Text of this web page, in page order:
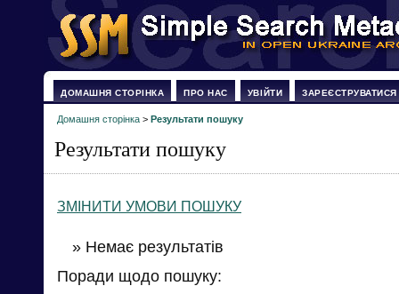
ДОМАШНЯ СТОРІНКА ПРО НАС УВІЙТИ ЗАРЕЄСТРУВАТИСЯ
Домашня сторінка > Результати пошуку
Результати пошуку
ЗМІНИТИ УМОВИ ПОШУКУ
» Немає результатів
Поради щодо пошуку: